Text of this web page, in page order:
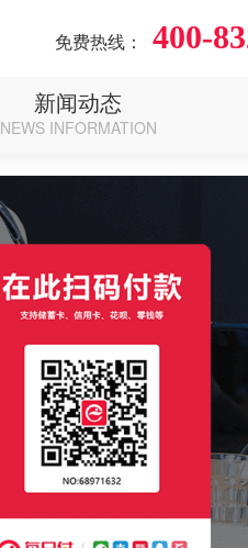
免费热线： 400-
新闻动态
NEWS INFORMATION